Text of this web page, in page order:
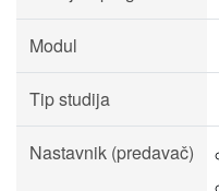
Modul
Tip studija
Nastavnik (predavač)